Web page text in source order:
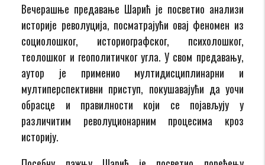
Вечерашње предавање Шарић је посветио анализи
историје револуција, посматрајући овај феномен из
социолошког, историографског, психолошког,
теолошког и геополитичког угла. У свом предавању,
аутор је применио мултидисциплинарни и
мултиперспективни приступ, покушавајући да уочи
обрасце и правилности који се појављују у
различитим револуционарним процесима кроз
историју.